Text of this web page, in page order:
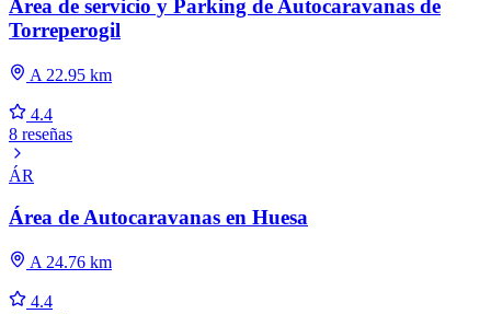
Área de servicio y Parking de Autocaravanas de
Torreperogil
A 22.95 km
4.4
8 reseñas
ÁR
Área de Autocaravanas en Huesa
A 24.76 km
4.4